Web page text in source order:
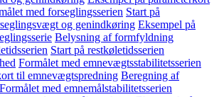
med forseglingsserien Start på
og genindkøring Eksempel på
Belysning af formfyldning
Start på restkøletidsserien
Formålet med emnevægtsstabilitetsserien
til emnevægtspredning Beregning af
Formålet med emnemålstabilitetsserien